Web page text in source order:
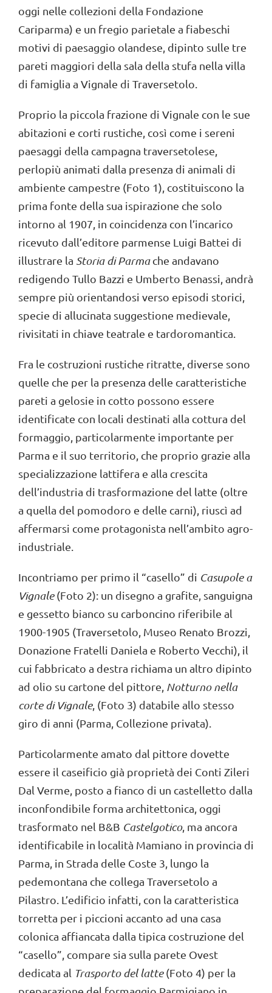
oggi nelle collezioni della Fondazione
Cariparma) e un fregio parietale a fiabeschi
motivi di paesaggio olandese, dipinto sulle tre
pareti maggiori della sala della stufa nella villa
di famiglia a Vignale di Traversetolo.
Proprio la piccola frazione di Vignale con le sue
abitazioni e corti rustiche, così come i sereni
paesaggi della campagna traversetolese,
perlopiù animati dalla presenza di animali di
ambiente campestre (Foto 1), costituiscono la
prima fonte della sua ispirazione che solo
intorno al 1907, in coincidenza con l’incarico
ricevuto dall’editore parmense Luigi Battei di
illustrare la Storia di Parmache andavano
redigendo Tullo Bazzi e Umberto Benassi, andrà
sempre più orientandosi verso episodi storici,
specie di allucinata suggestione medievale,
rivisitati in chiave teatrale e tardoromantica.
Fra le costruzioni rustiche ritratte, diverse sono
quelle che per la presenza delle caratteristiche
pareti a gelosie in cotto possono essere
identificate con locali destinati alla cottura del
formaggio, particolarmente importante per
Parma e il suo territorio, che proprio grazie alla
specializzazione lattifera e alla crescita
dell’industria di trasformazione del latte (oltre
a quella del pomodoro e delle carni), riuscì ad
affermarsi come protagonista nell’ambito agro-
industriale.
Incontriamo per primo il “casello” di Casupole a
Vignale (Foto 2): un disegno a grafite, sanguigna
e gessetto bianco su carboncino riferibile al
1900-1905 (Traversetolo, Museo Renato Brozzi,
Donazione Fratelli Daniela e Roberto Vecchi), il
cui fabbricato a destra richiama un altro dipinto
ad olio su cartone del pittore, Notturno nella
corte di Vignale, (Foto 3) databile allo stesso
giro di anni (Parma, Collezione privata).
Particolarmente amato dal pittore dovette
essere il caseificio già proprietà dei Conti Zileri
Dal Verme, posto a fianco di un castelletto dalla
inconfondibile forma architettonica, oggi
trasformato nel B&B Castelgotico, ma ancora
identificabile in località Mamiano in provincia di
Parma, in Strada delle Coste 3, lungo la
pedemontana che collega Traversetolo a
Pilastro. L’edificio infatti, con la caratteristica
torretta per i piccioni accanto ad una casa
colonica affiancata dalla tipica costruzione del
“casello”, compare sia sulla parete Ovest
dedicata al Trasporto del latte(Foto 4) per la